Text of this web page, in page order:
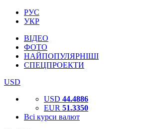
РУС
УКР
ВІДЕО
ФОТО
НАЙПОПУЛЯРНІШІ
СПЕЦПРОЕКТИ
USD
USD 44.4886
EUR 51.3350
Всі курси валют